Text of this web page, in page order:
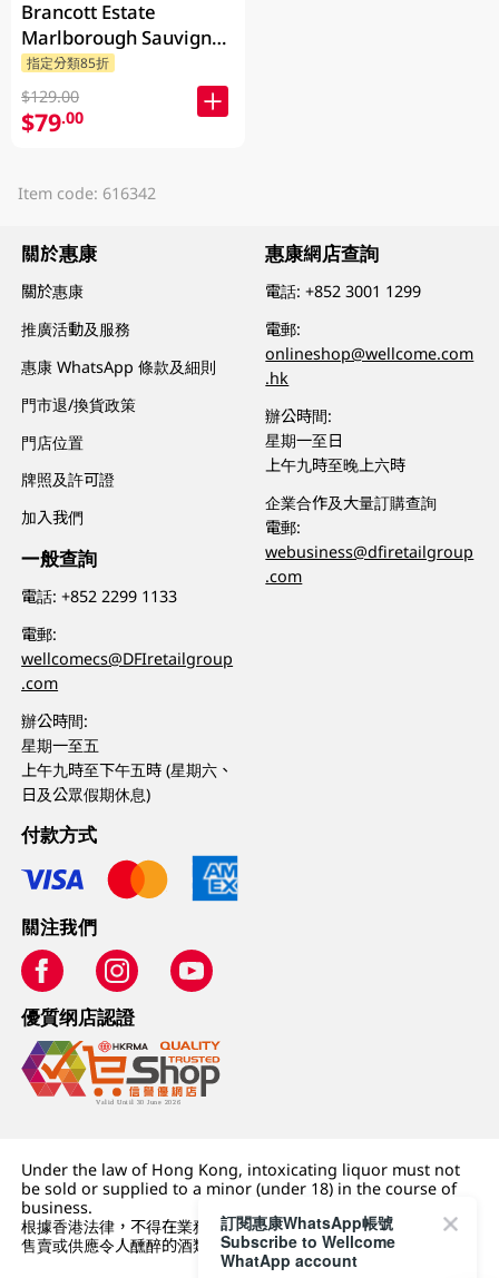
Brancott Estate
Marlborough Sauvignon
Blanc 750ML
指定分類85折
$129.00
$79.00
Item code: 616342
關於惠康
關於惠康
推廣活動及服務
惠康 WhatsApp 條款及細則
門市退/換貨政策
門店位置
牌照及許可證
加入我們
一般查詢
電話:+852 2299 1133
電郵:
wellcomecs@DFIretailgroup
.com
辦公時間:
星期一至五
上午九時至下午五時 (星期六、
日及公眾假期休息)
惠康網店查詢
電話:+852 3001 1299
電郵:
onlineshop@wellcome.com
.hk
辦公時間:
星期一至日
上午九時至晚上六時
企業合作及大量訂購查詢
電郵:
webusiness@dfiretailgroup
.com
付款方式
關注我們
優質纲店認證
Under the law of Hong Kong, intoxicating liquor must not
be sold or supplied to a minor (under 18) in the course of
business.
根據香港法律，不得在業務過程中，向未成年人 (18 歲以下人士)
售賣或供應令人醺醉的酒類。
訂閱惠康WhatsApp帳號
Subscribe to Wellcome
WhatApp account